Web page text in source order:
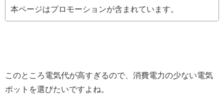
本ページはプロモーションが含まれています。
このところ電気代が高すぎるので、消費電力の少ない電気
ポットを選びたいですよね。